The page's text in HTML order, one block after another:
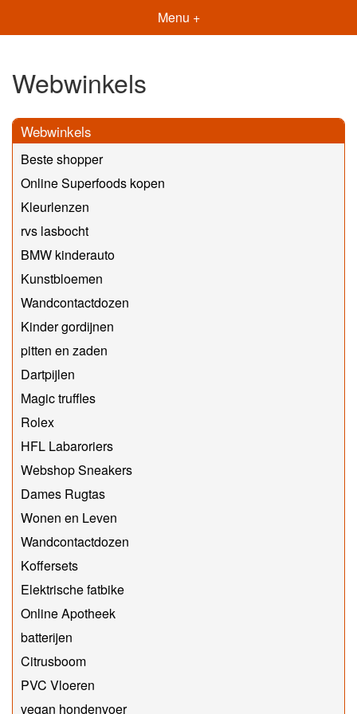
Menu +
Webwinkels
Webwinkels
Beste shopper
Online Superfoods kopen
Kleurlenzen
rvs lasbocht
BMW kinderauto
Kunstbloemen
Wandcontactdozen
Kinder gordijnen
pitten en zaden
Dartpijlen
Magic truffles
Rolex
HFL Labaroriers
Webshop Sneakers
Dames Rugtas
Wonen en Leven
Wandcontactdozen
Koffersets
Elektrische fatbike
Online Apotheek
batterijen
Citrusboom
PVC Vloeren
vegan hondenvoer